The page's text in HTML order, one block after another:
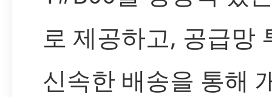
로 제공하고, 공급망
신속한 배송을 통해